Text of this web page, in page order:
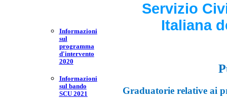
Informazioni
sul
programma
d'intervento
2020
Informazioni
sul bando
SCU 2021
Servizio
Italiana
Graduatorie relative ai